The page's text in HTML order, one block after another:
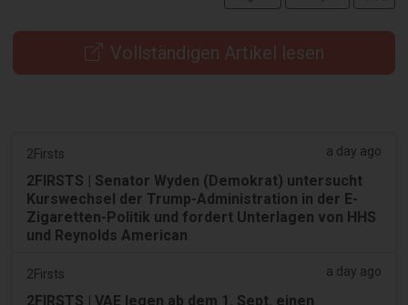
Vollständigen Artikel lesen
2Firsts a day ago
2FIRSTS | Senator Wyden (Demokrat) untersucht
Kurswechsel der Trump-Administration in der E-
Zigaretten-Politik und fordert Unterlagen von HHS
und Reynolds American
2Firsts a day ago
2FIRSTS | VAE legen ab dem 1. Sept. einen